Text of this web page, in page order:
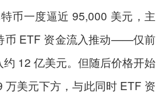
币一度逼近 95,000 美元，主
币 ETF 资金流入推动——仅前
12 亿美元。但随后价格开始
万美元下方，与此同时 ETF 资